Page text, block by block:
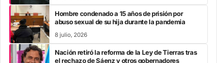
Hombre condenado a 15 años de prisión por
abuso sexual de su hija durante la pandemia
8 julio, 2026
Nación retiró la reforma de la Ley de Tierras tras
el rechazo de Sáenz y otros gobernadores